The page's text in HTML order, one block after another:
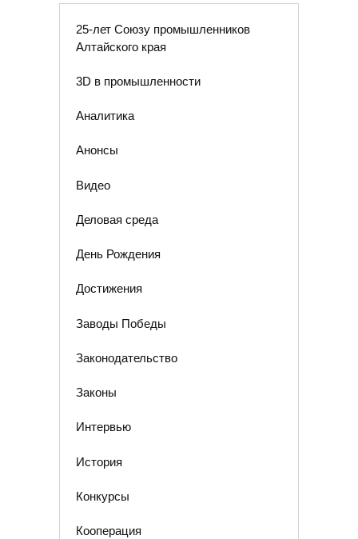
25-лет Союзу промышленников
Алтайского края
3D в промышленности
Аналитика
Анонсы
Видео
Деловая среда
День Рождения
Достижения
Заводы Победы
Законодательство
Законы
Интервью
История
Конкурсы
Кооперация